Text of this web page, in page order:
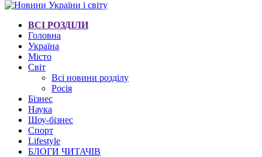
ВСІ РОЗДІЛИ
Головна
Україна
Місто
Світ
Всі новини розділу
Росія
Бізнес
Наука
Шоу-бізнес
Спорт
Lifestyle
БЛОГИ ЧИТАЧІВ